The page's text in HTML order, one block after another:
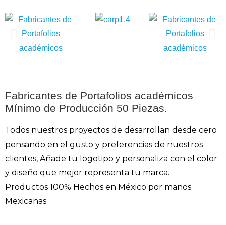
Fabricantes de Portafolios académicos
Mínimo de Producción 50 Piezas.
Todos nuestros proyectos de desarrollan desde cero
pensando en el gusto y preferencias de nuestros
clientes, Añade tu logotipo y personaliza con el color
y diseño que mejor representa tu marca.
Productos 100% Hechos en México por manos
Mexicanas.